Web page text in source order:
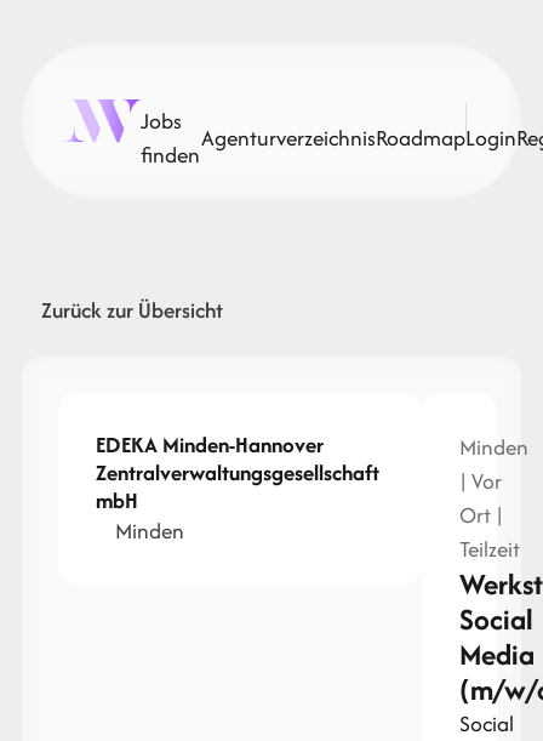
Jobs
finden
AgenturverzeichnisRoadmapLogin
Zurück zur Übersicht
EDEKA Minden-Hannover
Zentralverwaltungsgesellschaft
mbH
Minden
Minden
| Vor
Ort |
Teilzeit
Social
Media
(m/
Social